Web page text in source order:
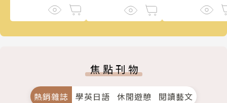
焦點刊物
熱銷雜誌 學英日語 休閒遊憩 閱讀藝文